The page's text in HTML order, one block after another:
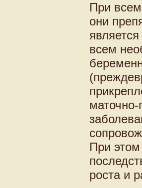
При
они
всем
При
роста и